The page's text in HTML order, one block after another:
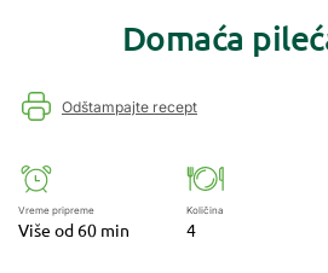
Domaća
Odštampajte recept
Vreme pripreme
Više od 60 min
Količina
4